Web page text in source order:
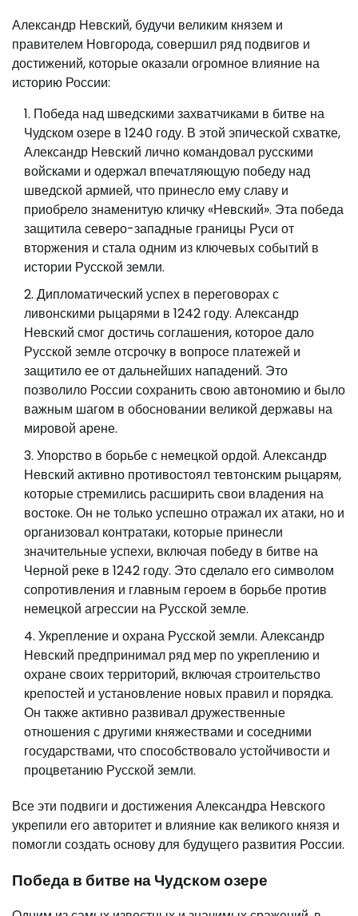
Александр Невский, будучи великим князем и
правителем Новгорода, совершил ряд подвигов и
достижений, которые оказали огромное влияние на
историю России:
Победа над шведскими захватчиками в битве на
Чудском озере в 1240 году. В этой эпической схватке,
Александр Невский лично командовал русскими
войсками и одержал впечатляющую победу над
шведской армией, что принесло ему славу и
приобрело знаменитую кличку «Невский». Эта победа
защитила северо-западные границы Руси от
вторжения и стала одним из ключевых событий в
истории Русской земли.
Дипломатический успех в переговорах с
ливонскими рыцарями в 1242 году. Александр
Невский смог достичь соглашения, которое дало
Русской земле отсрочку в вопросе платежей и
защитило ее от дальнейших нападений. Это
позволило России сохранить свою автономию и было
важным шагом в обосновании великой державы на
мировой арене.
Упорство в борьбе с немецкой ордой. Александр
Невский активно противостоял тевтонским рыцарям,
которые стремились расширить свои владения на
востоке. Он не только успешно отражал их атаки, но и
организовал контратаки, которые принесли
значительные успехи, включая победу в битве на
Черной реке в 1242 году. Это сделало его символом
сопротивления и главным героем в борьбе против
немецкой агрессии на Русской земле.
Укрепление и охрана Русской земли. Александр
Невский предпринимал ряд мер по укреплению и
охране своих территорий, включая строительство
крепостей и установление новых правил и порядка.
Он также активно развивал дружественные
отношения с другими княжествами и соседними
государствами, что способствовало устойчивости и
процветанию Русской земли.
Все эти подвиги и достижения Александра Невского
укрепили его авторитет и влияние как великого князя и
помогли создать основу для будущего развития России.
Победа в битве на Чудском озере